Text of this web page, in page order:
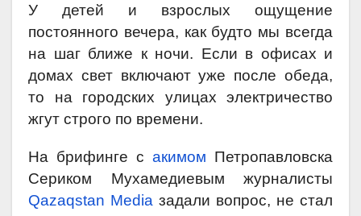
У детей и взрослых ощущение
постоянного вечера, как будто мы всегда
на шаг ближе к ночи. Если в офисах и
домах свет включают уже после обеда,
то на городских улицах электричество
жгут строго по времени.
На брифинге с акимом Петропавловска
Сериком Мухамедиевым журналисты
Qazaqstan Media задали вопрос, не стал